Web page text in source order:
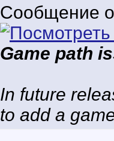
Сообщение
Game path
In future
to add a